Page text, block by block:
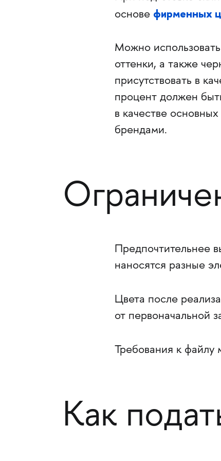
основе фирменных
Можно
оттенки, а также
присутствовать в
процент должен
в качестве
брендами.
Предпочтительнее
наносятся разные
Цвета после
от первоначальной
Требования к файлу
Как